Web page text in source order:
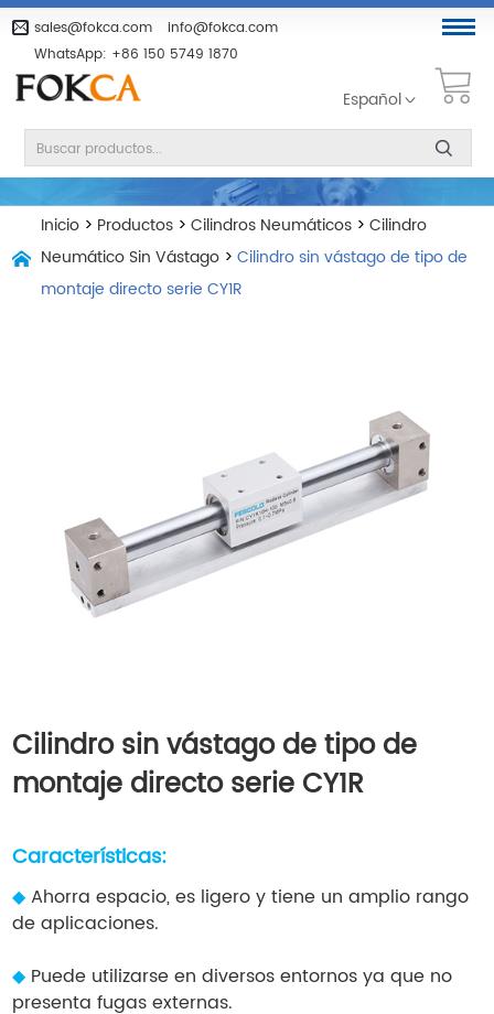
sales@fokca.com
info@fokca.com
WhatsApp: +86 150 5749 1870
Español
Inicio > Productos >Cilindros Neumáticos >Cilindro
Neumático Sin Vástago >Cilindro sin vástago de tipo de
montaje directo serie CY1R
Cilindro sin vástago de tipo de
montaje directo serie CY1R
Características:
◆ Ahorra espacio, es ligero y tiene un amplio rango
de aplicaciones.
◆ Puede utilizarse en diversos entornos ya que no
presenta fugas externas.